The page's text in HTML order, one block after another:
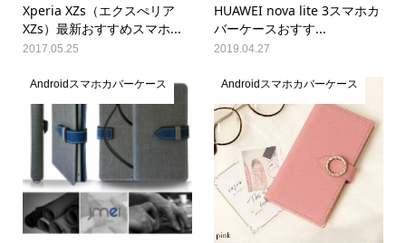
Xperia XZs（エクスぺリア
XZs）最新おすすめスマホ...
2017.05.25
HUAWEI nova lite 3スマホカ
バーケースおすす...
2019.04.27
Androidスマホカバーケース Androidスマホカバーケース